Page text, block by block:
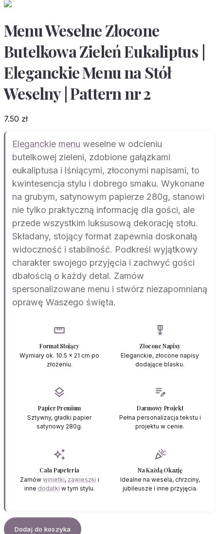
Menu Weselne Złocone
Butelkowa Zieleń Eukaliptus |
Eleganckie Menu na Stół
Weselny | Pattern nr 2
7.50 zł
Eleganckie menu weselne w odcieniu
butelkowej zieleni, zdobione gałązkami
eukaliptusa i lśniącymi, złoconymi napisami, to
kwintesencja stylu i dobrego smaku. Wykonane
na grubym, satynowym papierze 280g, stanowi
nie tylko praktyczną informację dla gości, ale
przede wszystkim luksusową dekorację stołu.
Składany, stojący format zapewnia doskonałą
widoczność i stabilność. Podkreśl wyjątkowy
charakter swojego przyjęcia i zachwyć gości
dbałością o każdy detal. Zamów
spersonalizowane menu i stwórz niezapomnianą
oprawę Waszego święta.
straighten
Format Stojący
Wymiary ok. 10.5 x 21 cm po
złożeniu.
military_tech
Złocone Napisy
Eleganckie, złocone napisy
dodające blasku.
layers
Papier Premium
Sztywny, gładki papier
satynowy 280g.
edit_note
Darmowy Projekt
Pełna personalizacja tekstu i
projektu w cenie.
auto_awesome
Cała Papeteria
Zamów winietki, zawieszki i
inne dodatki w tym stylu.
celebration
Na Każdą Okazję
Idealne na wesela, chrzciny,
jubileusze i inne przyjęcia.
Dodaj do koszyka